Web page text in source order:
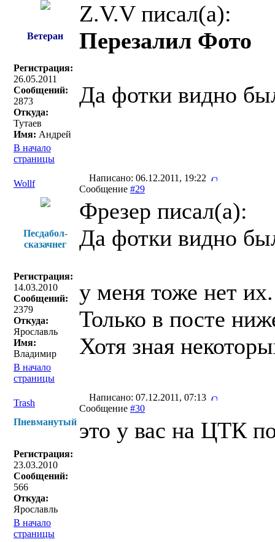
Ветеран
Регистрация:
26.05.2011
Сообщений:
2873
Откуда:
Тутаев
Имя: Андрей
Z.V.V писал(a):
Перезалил Фото
Да фотки видно
В начало
страницы
Wollf
Написано: 06.12.2011, 19:22
Сообщение #29
Песдабол-
сказачнег
Регистрация:
14.03.2010
Сообщений:
2379
Откуда:
Ярославль
Имя:
Владимир
Фрезер писал(a):
Да фотки видно
у меня тоже нет их.
Только в посте
Хотя зная
В начало
страницы
Trash
Написано: 07.12.2011, 07:13
Сообщение #30
Пневманутый
Регистрация:
23.03.2010
Сообщений:
566
Откуда:
Ярославль
это у вас на ЦТК
В начало
страницы